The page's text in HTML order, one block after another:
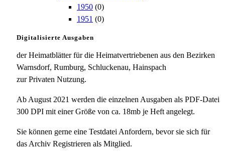
1950 (0)
1951 (0)
Digitalisierte Ausgaben
der Heimatblätter für die Heimatvertriebenen aus den Bezirken
Warnsdorf, Rumburg, Schluckenau, Hainspach
zur Privaten Nutzung.
Ab August 2021 werden die einzelnen Ausgaben als PDF-Datei
300 DPI mit einer Größe von ca. 18mb je Heft angelegt.
Sie können gerne eine Testdatei Anfordern, bevor sie sich für
das Archiv Registrieren als Mitglied.